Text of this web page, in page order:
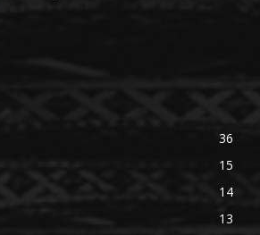
36
15
14
13